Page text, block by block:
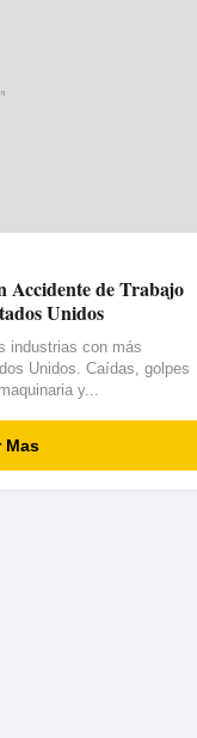
Accidente de Trabajo
Unidos
industrias con más
Unidos. Caídas, golpes
y...
Mas